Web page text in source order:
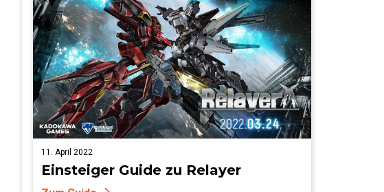
11. April 2022
Einsteiger Guide zu Relayer